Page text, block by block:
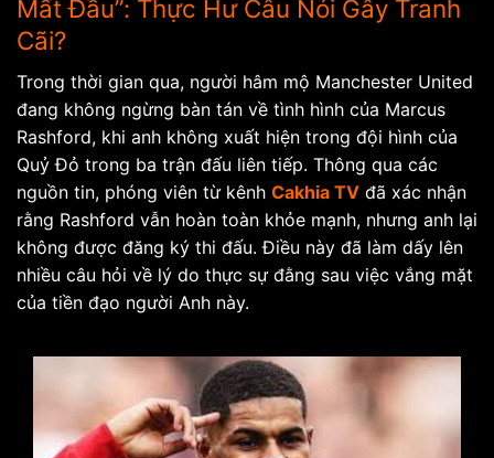
Mất Đầu”: Thực Hư Câu Nói Gây Tranh
Cãi?
Trong thời gian qua, người hâm mộ Manchester United
đang không ngừng bàn tán về tình hình của Marcus
Rashford, khi anh không xuất hiện trong đội hình của
Quỷ Đỏ trong ba trận đấu liên tiếp. Thông qua các
nguồn tin, phóng viên từ kênh Cakhia TV đã xác nhận
rằng Rashford vẫn hoàn toàn khỏe mạnh, nhưng anh lại
không được đăng ký thi đấu. Điều này đã làm dấy lên
nhiều câu hỏi về lý do thực sự đằng sau việc vắng mặt
của tiền đạo người Anh này.